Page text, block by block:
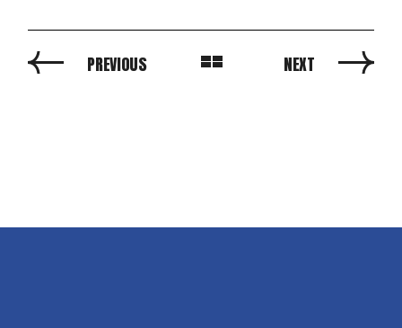
PREVIOUS NEXT